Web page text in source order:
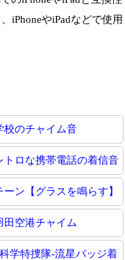
iPhoneやiPadなどで使用
校のチャイム音
トロな携帯電話の着信音
ーン【グラスを鳴らす】
田空港チャイム
科学特捜隊-流星バッジ着